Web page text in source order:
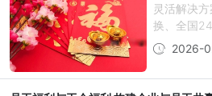
灵活解决
换、全国
2026-